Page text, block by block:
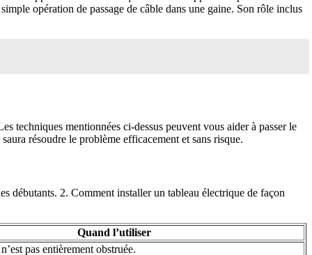
opération de passage de câble dans une gaine. Son rôle inclus
techniques mentionnées ci-dessus peuvent vous aider à passer le
résoudre le problème efficacement et sans risque.
débutants. 2. Comment installer un tableau électrique de façon
Quand l’utiliser
pas entièrement obstruée.